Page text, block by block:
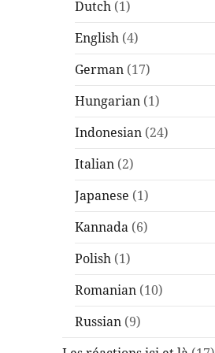
Dutch (1)
English (4)
German (17)
Hungarian (1)
Indonesian (24)
Italian (2)
Japanese (1)
Kannada (6)
Polish (1)
Romanian (10)
Russian (9)